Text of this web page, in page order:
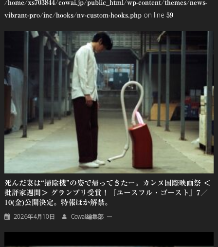
ー
ン
/home/xs703844/cowai.jp/public_html/wp-content/themes/news-
vibrant-pro/inc/hooks/nv-custom-hooks.phpon line 59
死んだ妻は“掃除機”の姿で帰ってきたー。カンヌ国際映画祭 ＜
批評家週間＞ グランプリ受賞！『ユースフル・ゴースト』7／
10(金)公開決定。特報ほか解禁。
2026年4月10日 Cowai編集部